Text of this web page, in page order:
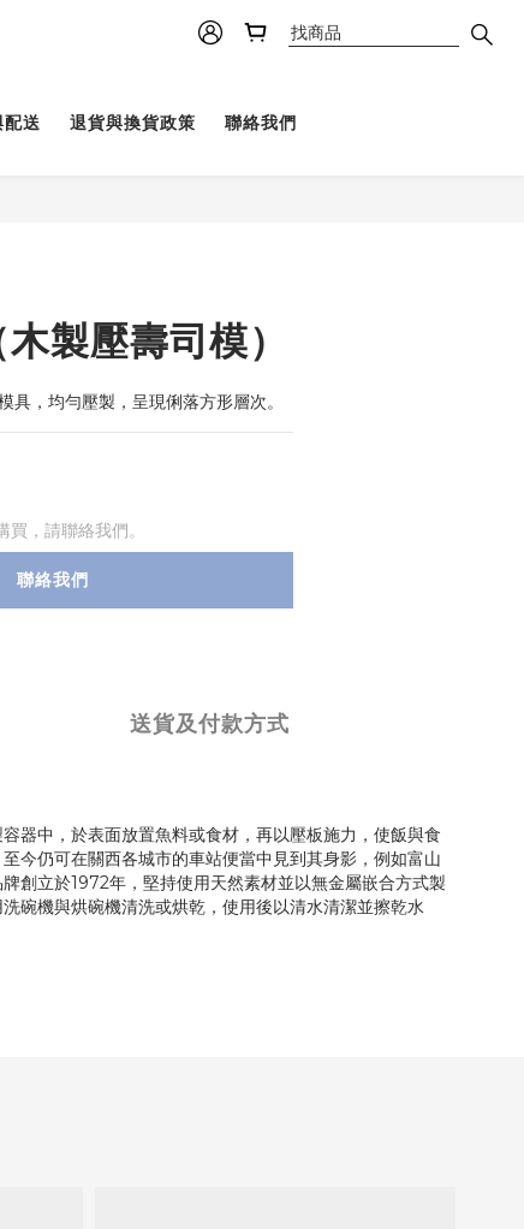
送 退貨與換貨政策 聯絡我們
製壓壽司模）
具，均勻壓製，呈現俐落方形層次。
買，請聯絡我們。
聯絡我們
送貨及付款方式
器中，於表面放置魚料或食材，再以壓板施力，使飯與食
今仍可在關西各城市的車站便當中見到其身影，例如富山
創立於1972年，堅持使用天然素材並以無金屬嵌合方式製
碗機與烘碗機清洗或烘乾，使用後以清水清潔並擦乾水